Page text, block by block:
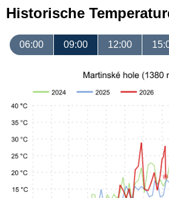
Historische
06:00 09:00 12:00